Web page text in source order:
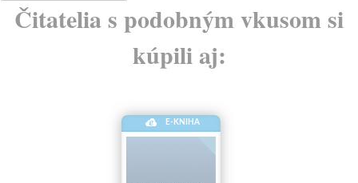
Čitatelia s podobným vkusom si
kúpili aj:
E-KNIHA